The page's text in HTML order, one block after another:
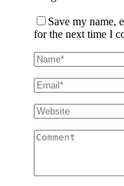
Save my name,
for the next time I